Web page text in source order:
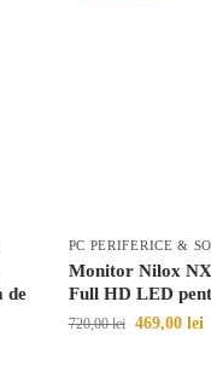
de
PC PERIFERICE &
Monitor Nilox
Full HD LED
720,00lei 469,00 lei